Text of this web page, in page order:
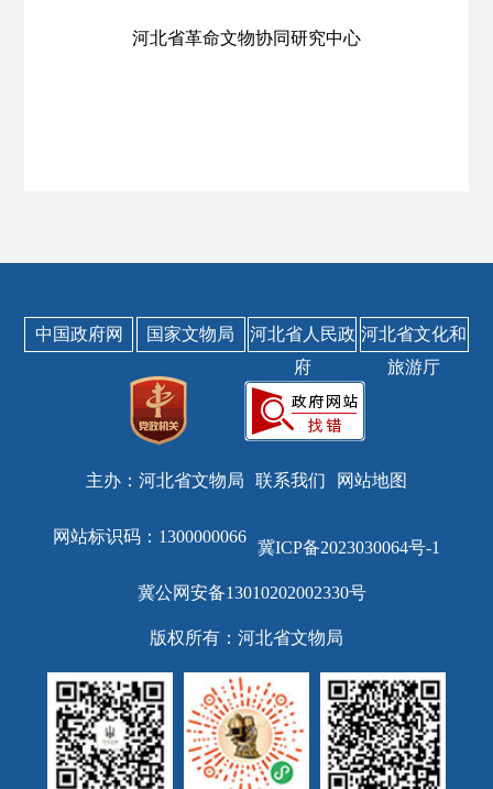
河北省革命文物协同研究中心
中国政府网 国家文物局
河北省人民政
府
河北省文化和
旅游厅
主办：河北省文物局 联系我们 网站地图
网站标识码：1300000066
冀ICP备2023030064号-1
冀公网安备13010202002330号
版权所有：河北省文物局